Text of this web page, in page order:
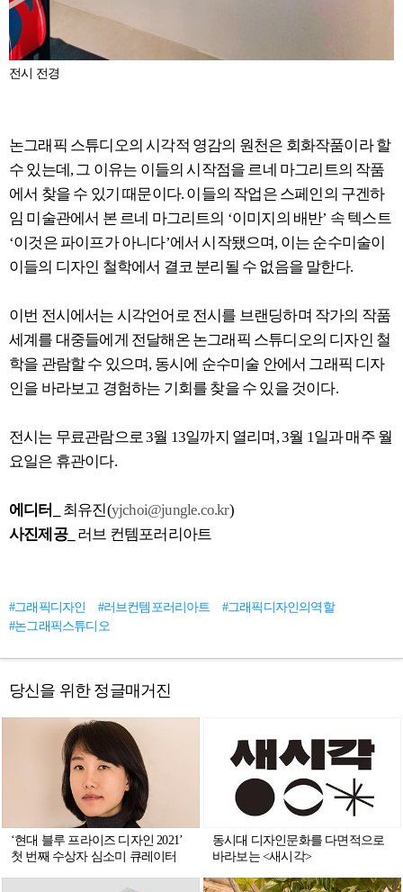
전시 전경
논그래픽 스튜디오의 시각적 영감의 원천은 회화작품이라 할
수 있는데, 그 이유는 이들의 시작점을 르네 마그리트의 작품
에서 찾을 수 있기 때문이다. 이들의 작업은 스페인의 구겐하
임 미술관에서 본 르네 마그리트의 ‘이미지의 배반’ 속 텍스트
‘이것은 파이프가 아니다’에서 시작됐으며, 이는 순수미술이
이들의 디자인 철학에서 결코 분리될 수 없음을 말한다.
이번 전시에서는 시각언어로 전시를 브랜딩하며 작가의 작품
세계를 대중들에게 전달해온 논그래픽 스튜디오의 디자인 철
학을 관람할 수 있으며, 동시에 순수미술 안에서 그래픽 디자
인을 바라보고 경험하는 기회를 찾을 수 있을 것이다.
전시는 무료관람으로 3월 13일까지 열리며, 3월 1일과 매주 월
요일은 휴관이다.
에디터_ 최유진(yjchoi@jungle.co.kr)
사진제공_ 러브 컨템포러리아트
#그래픽디자인 #러브컨템포러리아트
#그래픽디자인의역할
#논그래픽스튜디오
당신을 위한 정글매거진
‘현대 블루 프라이즈 디자인 2021’
첫 번째 수상자 심소미 큐레이터
동시대 디자인문화를 다면적으로
바라보는 <새시각>